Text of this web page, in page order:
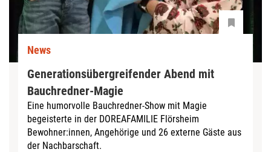
News
Generationsübergreifender Abend mit
Bauchredner-Magie
Eine humorvolle Bauchredner-Show mit Magie
begeisterte in der DOREAFAMILIE Flörsheim
Bewohner:innen, Angehörige und 26 externe Gäste aus
der Nachbarschaft.